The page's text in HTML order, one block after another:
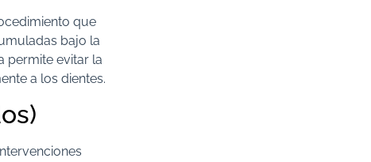
que
bajo la
permite evitar la
a los dientes.